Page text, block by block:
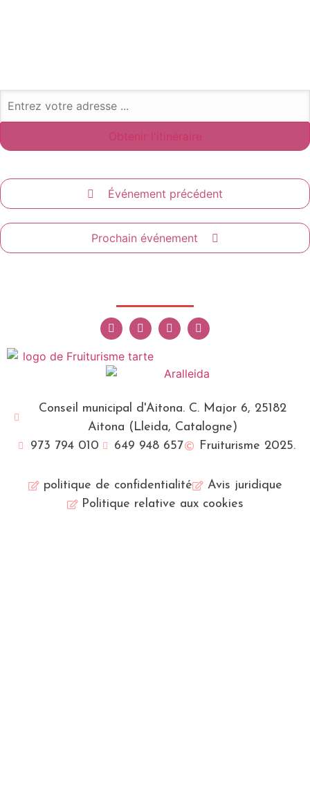
Événement précédent
Prochain événement
Conseil municipal d'Aitona. C. Major 6, 25182
Aitona (Lleida, Catalogne)
973 794 010
649 948 657 Fruiturisme 2025.
politique de confidentialité
Avis juridique
Politique relative aux cookies